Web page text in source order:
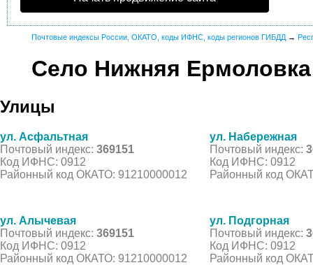
Почтовые индексы России, ОКАТО, коды ИФНС, коды регионов ГИБДД →
Село Нижняя Ермоловка
Улицы
ул. Асфальтная
Почтовый индекс: 369151
Код ИФНС: 0912
Районный код ОКАТО: 91210000012
ул. Набережная
Почтовый индекс:
Код ИФНС: 0912
Районный код
ул. Алычевая
Почтовый индекс: 369151
Код ИФНС: 0912
Районный код ОКАТО: 91210000012
ул. Подгорная
Почтовый индекс:
Код ИФНС: 0912
Районный код